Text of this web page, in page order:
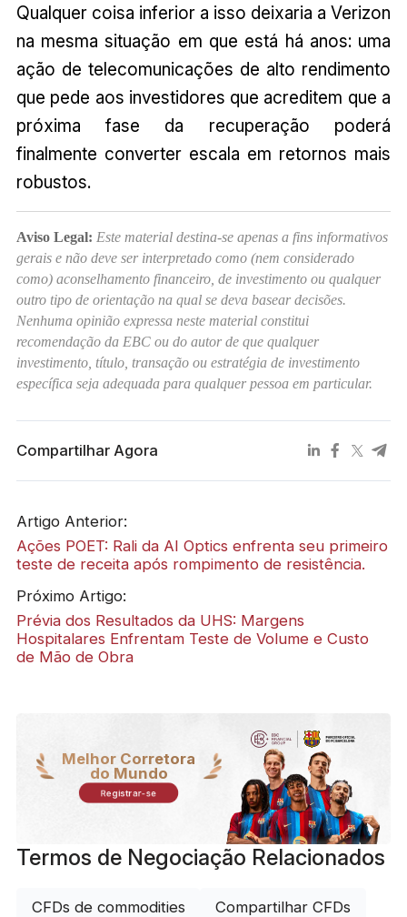
Qualquer coisa inferior a isso deixaria a Verizon
na mesma situação em que está há anos: uma
ação de telecomunicações de alto rendimento
que pede aos investidores que acreditem que a
próxima fase da recuperação poderá
finalmente converter escala em retornos mais
robustos.
Aviso Legal: Este material destina-se apenas a fins informativos
gerais e não deve ser interpretado como (nem considerado
como) aconselhamento financeiro, de investimento ou qualquer
outro tipo de orientação na qual se deva basear decisões.
Nenhuma opinião expressa neste material constitui
recomendação da EBC ou do autor de que qualquer
investimento, título, transação ou estratégia de investimento
específica seja adequada para qualquer pessoa em particular.
Compartilhar Agora
Artigo Anterior:
Ações POET: Rali da AI Optics enfrenta seu primeiro
teste de receita após rompimento de resistência.
Próximo Artigo:
Prévia dos Resultados da UHS: Margens
Hospitalares Enfrentam Teste de Volume e Custo
de Mão de Obra
Melhor Corretora
do Mundo
Registrar-se
Termos de Negociação Relacionados
CFDs de commodities Compartilhar CFDs